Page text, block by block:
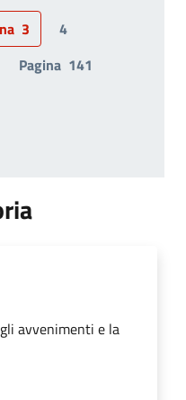
3
4
Pagina 141
avvenimenti e la